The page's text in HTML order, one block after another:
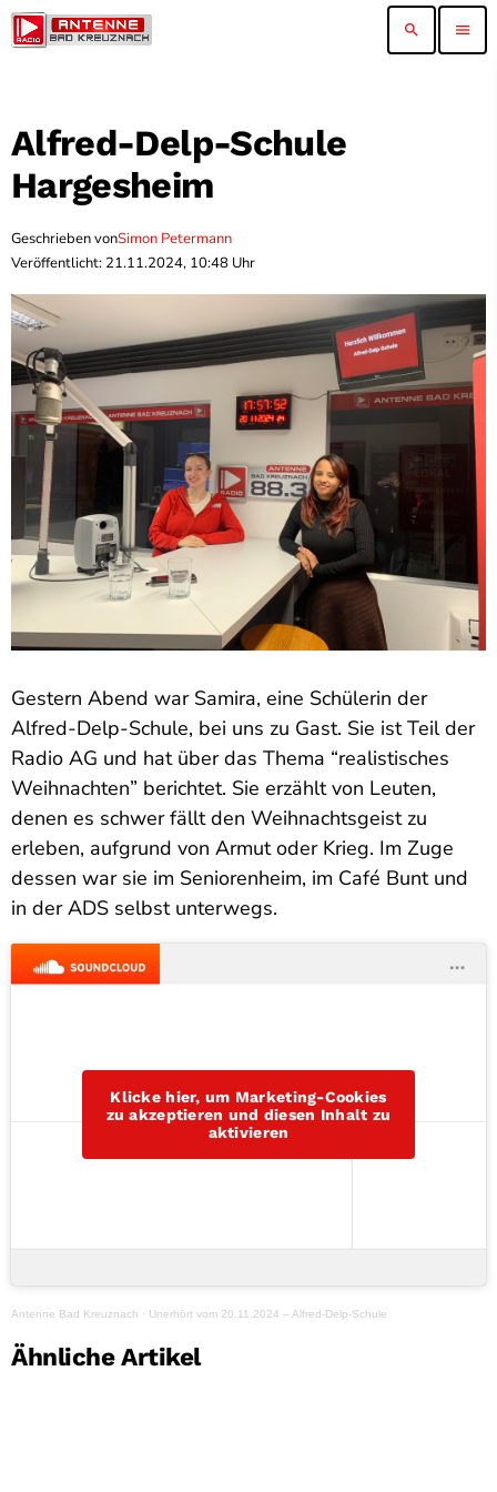
search menu
Alfred-Delp-Schule
Hargesheim
Geschrieben vonSimon Petermann
Veröffentlicht: 21.11.2024, 10:48 Uhr
Gestern Abend war Samira, eine Schülerin der
Alfred-Delp-Schule, bei uns zu Gast. Sie ist Teil der
Radio AG und hat über das Thema “realistisches
Weihnachten” berichtet. Sie erzählt von Leuten,
denen es schwer fällt den Weihnachtsgeist zu
erleben, aufgrund von Armut oder Krieg. Im Zuge
dessen war sie im Seniorenheim, im Café Bunt und
in der ADS selbst unterwegs.
Klicke hier, um Marketing-Cookies
zu akzeptieren und diesen Inhalt zu
aktivieren
Antenne Bad Kreuznach · Unerhört vom 20.11.2024 – Alfred-Delp-Schule
Ähnliche Artikel